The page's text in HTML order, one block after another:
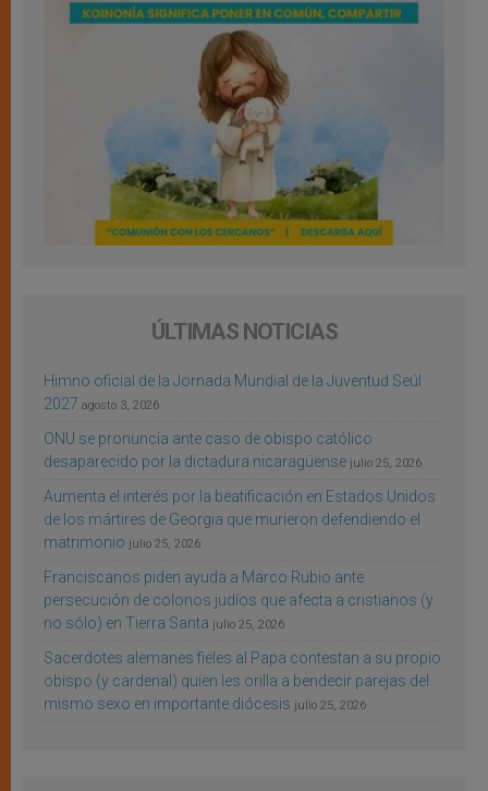
ÚLTIMAS NOTICIAS
Himno oficial de la Jornada Mundial de la Juventud Seúl
2027 agosto 3, 2026
ONU se pronuncia ante caso de obispo católico
desaparecido por la dictadura nicaragüense julio 25, 2026
Aumenta el interés por la beatificación en Estados Unidos
de los mártires de Georgia que murieron defendiendo el
matrimonio julio 25, 2026
Franciscanos piden ayuda a Marco Rubio ante
persecución de colonos judíos que afecta a cristianos (y
no sólo) en Tierra Santa julio 25, 2026
Sacerdotes alemanes fieles al Papa contestan a su propio
obispo (y cardenal) quien les orilla a bendecir parejas del
mismo sexo en importante diócesis julio 25, 2026